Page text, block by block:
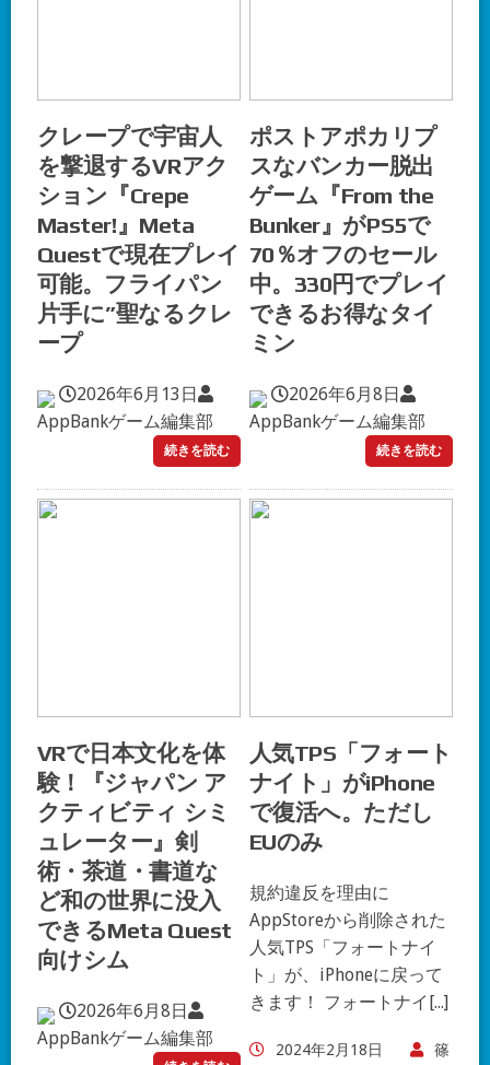
クレープで宇宙人
を撃退するVRアク
ション『Crepe
Master!』Meta
Questで現在プレイ
可能。フライパン
片手に”聖なるクレ
ープ
2026年6月13日
AppBankゲーム編集部
続きを読む
ポストアポカリプ
スなバンカー脱出
ゲーム『From the
Bunker』がPS5で
70％オフのセール
中。330円でプレイ
できるお得なタイ
ミン
2026年6月8日
AppBankゲーム編集部
続きを読む
VRで日本文化を体
験！『ジャパン ア
クティビティ シミ
ュレーター』剣
術・茶道・書道な
ど和の世界に没入
できるMeta Quest
向けシム
2026年6月8日
AppBankゲーム編集部
人気TPS「フォート
ナイト」がiPhone
で復活へ。ただし
EUのみ
規約違反を理由に
AppStoreから削除された
人気TPS「フォートナイ
ト」が、iPhoneに戻って
きます！ フォートナイ[...]
2024年2月18日
篠